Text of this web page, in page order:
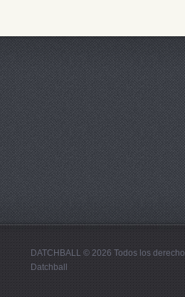
DATCHBALL © 2026 Todos los
Datchball